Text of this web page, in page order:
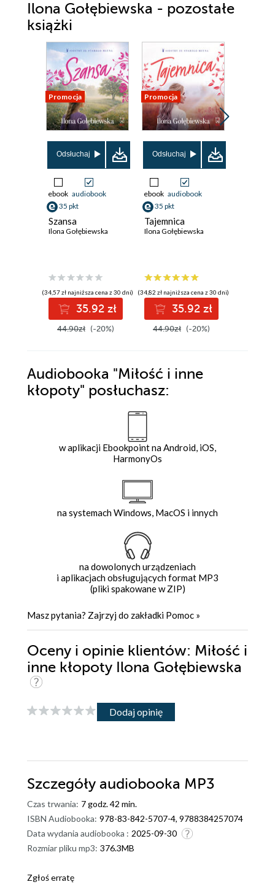
Ilona Gołębiewska - pozostałe
książki
Promocja
Odsłuchaj
ebook audiobook
35 pkt
Szansa
Ilona Gołębiewska
(34,57 zł najniższa cena z 30 dni)
35.92 zł
44.90zł (-20%)
Promocja
Odsłuchaj
ebook audiobook
35 pkt
Tajemnica
Ilona Gołębiewska
(34,82 zł najniższa cena z 30 dni)
35.92 zł
44.90zł (-20%)
Audiobooka "Miłość i inne
kłopoty" posłuchasz:
w aplikacji Ebookpoint na Android, iOS,
HarmonyOs
na systemach Windows, MacOS i innych
na dowolonych urządzeniach
i aplikacjach obsługujących format MP3
(pliki spakowane w ZIP)
Masz pytania? Zajrzyj do zakładki Pomoc »
Oceny i opinie klientów: Miłość i
inne kłopoty Ilona Gołębiewska
Dodaj opinię
Szczegóły audiobooka MP3
Czas trwania: 7 godz. 42 min.
ISBN Audiobooka: 978-83-842-5707-4, 9788384257074
Data wydania audiobooka : 2025-09-30
Rozmiar pliku mp3: 376.3MB
Zgłoś erratę